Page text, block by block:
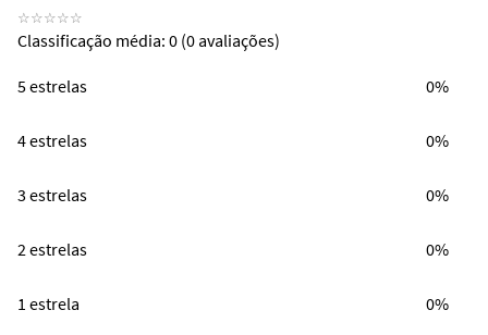
☆☆☆☆☆
Classificação média: 0 (0 avaliações)
5 estrelas 0%
4 estrelas 0%
3 estrelas 0%
2 estrelas 0%
1 estrela 0%